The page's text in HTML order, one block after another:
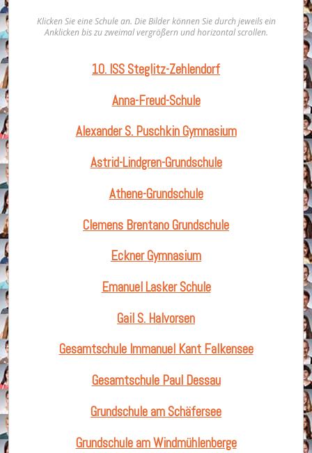
Klicken Sie eine Schule an. Die Bilder können Sie durch jeweils ein
Anklicken bis zu zweimal vergrößern und horizontal scrollen.
10. ISS Steglitz-Zehlendorf
Anna-Freud-Schule
Alexander S. Puschkin Gymnasium
Astrid-Lindgren-Grundschule
Athene-Grundschule
Clemens Brentano Grundschule
Eckner Gymnasium
Emanuel Lasker Schule
Gail S. Halvorsen
Gesamtschule Immanuel Kant Falkensee
Gesamtschule Paul Dessau
Grundschule am Schäfersee
Grundschule am Windmühlenberge